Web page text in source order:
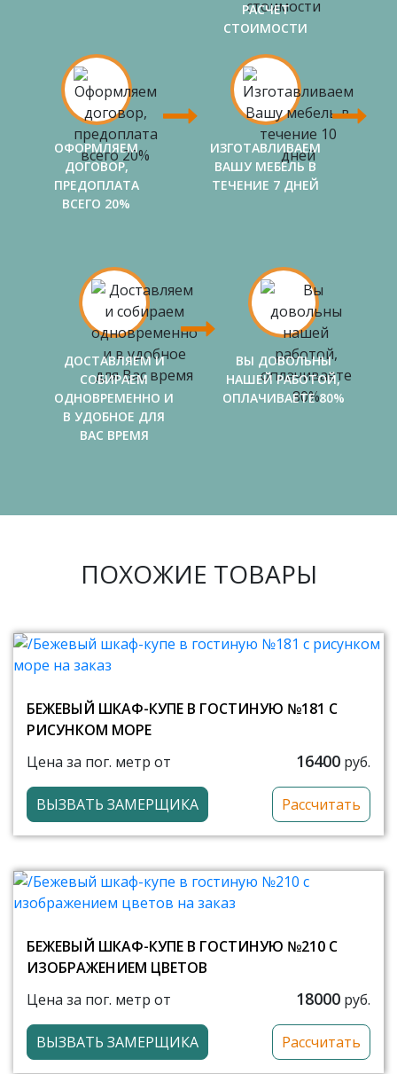
РАСЧЕТ
СТОИМОСТИ
ОФОРМЛЯЕМ
ДОГОВОР,
ПРЕДОПЛАТА
ВСЕГО 20%
ИЗГОТАВЛИВАЕМ
ВАШУ МЕБЕЛЬ В
ТЕЧЕНИЕ 7 ДНЕЙ
ДОСТАВЛЯЕМ И
СОБИРАЕМ
ОДНОВРЕМЕННО И
В УДОБНОЕ ДЛЯ
ВАС ВРЕМЯ
ВЫ ДОВОЛЬНЫ
НАШЕЙ РАБОТОЙ,
ОПЛАЧИВАЕТЕ 80%
ПОХОЖИЕ ТОВАРЫ
БЕЖЕВЫЙ ШКАФ-КУПЕ В ГОСТИНУЮ №181 С
РИСУНКОМ МОРЕ
Цена за пог. метр от
16400 руб.
ВЫЗВАТЬ ЗАМЕРЩИКА Рассчитать
БЕЖЕВЫЙ ШКАФ-КУПЕ В ГОСТИНУЮ №210 С
ИЗОБРАЖЕНИЕМ ЦВЕТОВ
Цена за пог. метр от
18000 руб.
ВЫЗВАТЬ ЗАМЕРЩИКА Рассчитать